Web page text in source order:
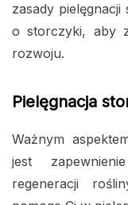
zasady
o storczyki, aby
rozwoju.
Pielęgnacja
Ważnym
jest
regeneracji